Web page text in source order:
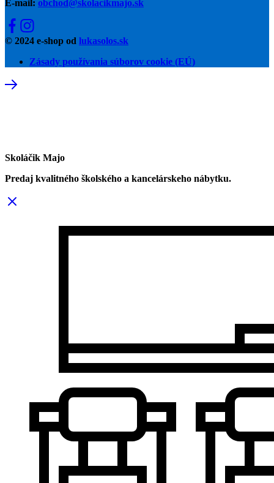
E-mail: obchod@skolacikmajo.sk
© 2024 e-shop od lukasolos.sk
Zásady používania súborov cookie (EÚ)
Skoláčik Majo
Predaj kvalitného školského a kancelárskeho nábytku.